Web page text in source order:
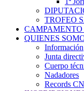
TROFEO
QUIENES
Información
Junta
Cuerpo
Nadadores
Records